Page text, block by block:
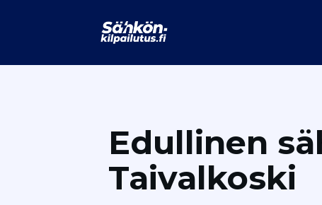
Edullinen
Taivalkoski